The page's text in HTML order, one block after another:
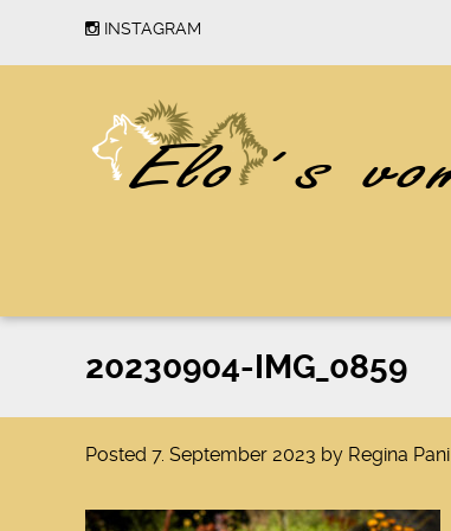
INSTAGRAM
20230904-IMG_0859
Posted 7. September 2023 by Regina Pani